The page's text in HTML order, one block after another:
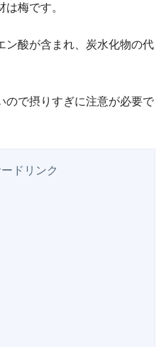
梅です。
ン酸が含まれ、炭水化物の代
ので摂りすぎに注意が必要で